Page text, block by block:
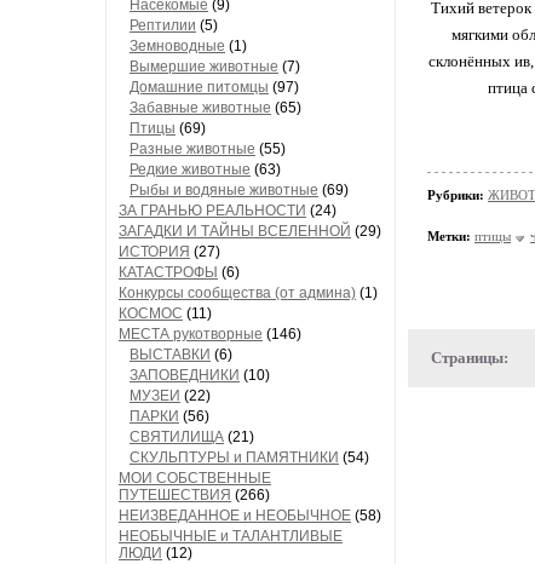
Насекомые (9)
Рептилии (5)
Земноводные (1)
Вымершие животные (7)
Домашние питомцы (97)
Забавные животные (65)
Птицы (69)
Разные животные (55)
Редкие животные (63)
Рыбы и водяные животные (69)
ЗА ГРАНЬЮ РЕАЛЬНОСТИ (24)
ЗАГАДКИ И ТАЙНЫ ВСЕЛЕННОЙ (29)
ИСТОРИЯ (27)
КАТАСТРОФЫ (6)
Конкурсы сообщества (от админа) (1)
КОСМОС (11)
МЕСТА рукотворные (146)
ВЫСТАВКИ (6)
ЗАПОВЕДНИКИ (10)
МУЗЕИ (22)
ПАРКИ (56)
СВЯТИЛИЩА (21)
СКУЛЬПТУРЫ и ПАМЯТНИКИ (54)
МОИ СОБСТВЕННЫЕ
ПУТЕШЕСТВИЯ (266)
НЕИЗВЕДАННОЕ и НЕОБЫЧНОЕ (58)
НЕОБЫЧНЫЕ и ТАЛАНТЛИВЫЕ
ЛЮДИ (12)
Тихий
мягкими
склонённых
птица
Рубрики:
Метки: птицы
Страницы: